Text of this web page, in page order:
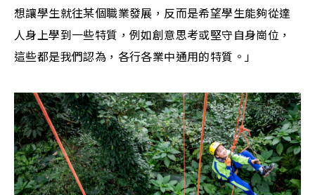
想讓學生就往某個職業發展，反而是希望學生能夠從達
人身上學到一些特質，例如創意思考或堅守自身崗位，
這些都是我們認為，各行各業中通用的特質。」